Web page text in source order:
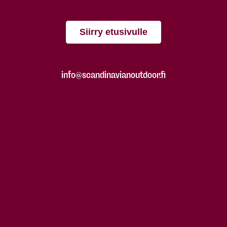
Siirry etusivulle
info@scandinavianoutdoor.fi